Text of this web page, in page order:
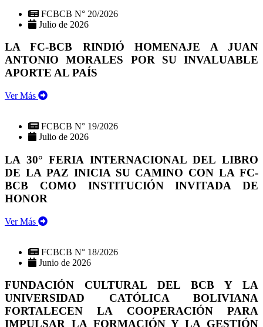
FCBCB N° 20/2026
Julio de 2026
LA FC-BCB RINDIÓ HOMENAJE A JUAN
ANTONIO MORALES POR SU INVALUABLE
APORTE AL PAÍS
Ver Más
FCBCB N° 19/2026
Julio de 2026
LA 30° FERIA INTERNACIONAL DEL LIBRO
DE LA PAZ INICIA SU CAMINO CON LA FC-
BCB COMO INSTITUCIÓN INVITADA DE
HONOR
Ver Más
FCBCB N° 18/2026
Junio de 2026
FUNDACIÓN CULTURAL DEL BCB Y LA
UNIVERSIDAD CATÓLICA BOLIVIANA
FORTALECEN LA COOPERACIÓN PARA
IMPULSAR LA FORMACIÓN Y LA GESTIÓN